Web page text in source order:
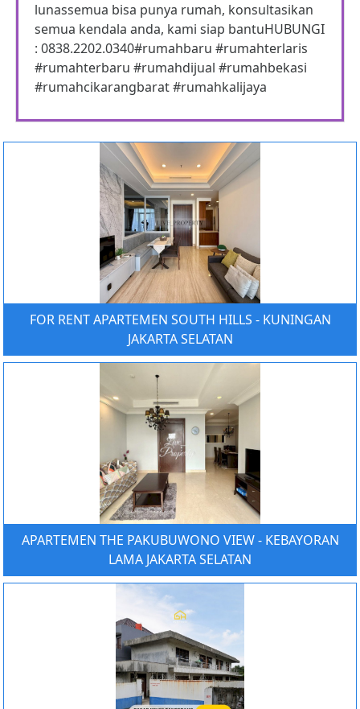
lunassemua bisa punya rumah, konsultasikan
semua kendala anda, kami siap bantuHUBUNGI
: 0838.2202.0340#rumahbaru #rumahterlaris
#rumahterbaru #rumahdijual #rumahbekasi
#rumahcikarangbarat #rumahkalijaya
FOR RENT APARTEMEN SOUTH HILLS - KUNINGAN
JAKARTA SELATAN
APARTEMEN THE PAKUBUWONO VIEW - KEBAYORAN
LAMA JAKARTA SELATAN